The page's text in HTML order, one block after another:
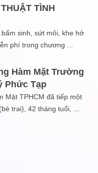
TÌNH
sinh, sứt môi, khe hở
phí trong chương
Hàm Mặt Trường
Phức Tạp
Mặt TPHCM đã tiếp một
trai), 42 tháng tuổi,